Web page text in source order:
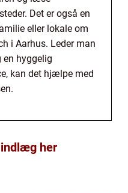
Det er også en
eller lokale om
i Aarhus. Leder man
en hyggelig
kan det hjælpe med
her